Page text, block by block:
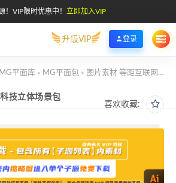
！VIP限时优惠中！ 立即加入VIP
升级VIP 登录
MG平面库 > MG平面包 > 图片素材 等距互联网科技立体场景包
喜欢收藏:
技立体场景包